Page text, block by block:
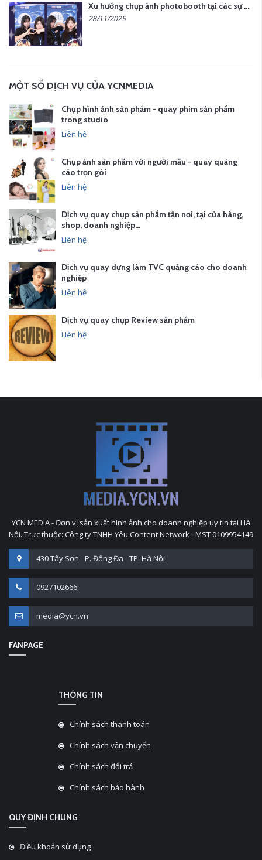
Xu hướng chụp ảnh photobooth tại các sự kiện hiện nay
28/11/2025
MỘT SỐ DỊCH VỤ CỦA YCNMEDIA
Chụp hình ảnh sản phẩm - quay phim sản phẩm
trong studio
Liên hệ
Chụp ảnh sản phẩm với người mẫu - quay quảng
cáo trọn gói
Liên hệ
Dịch vụ quay chụp sản phẩm tận nơi, tại cửa hàng,
shop, doanh nghiệp…
Liên hệ
Dịch vụ quay dựng làm TVC quảng cáo cho doanh
nghiệp
Liên hệ
Dịch vụ quay chụp Review sản phẩm
Liên hệ
YCN MEDIA - Đơn vị sản xuất hình ảnh cho doanh nghiệp uy tín tại Hà
Nội. Trực thuộc: Công ty TNHH Yêu Content Network - MST 0109954149
430 Tây Sơn - P. Đống Đa - TP. Hà Nội
0927102666
media@ycn.vn
FANPAGE
THÔNG TIN
Chính sách thanh toán
Chính sách vận chuyển
Chính sách đổi trả
Chính sách bảo hành
QUY ĐỊNH CHUNG
Điều khoản sử dụng